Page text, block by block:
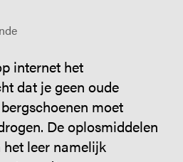
internet het
dat je geen oude
moet
De oplosmiddelen
leer namelijk